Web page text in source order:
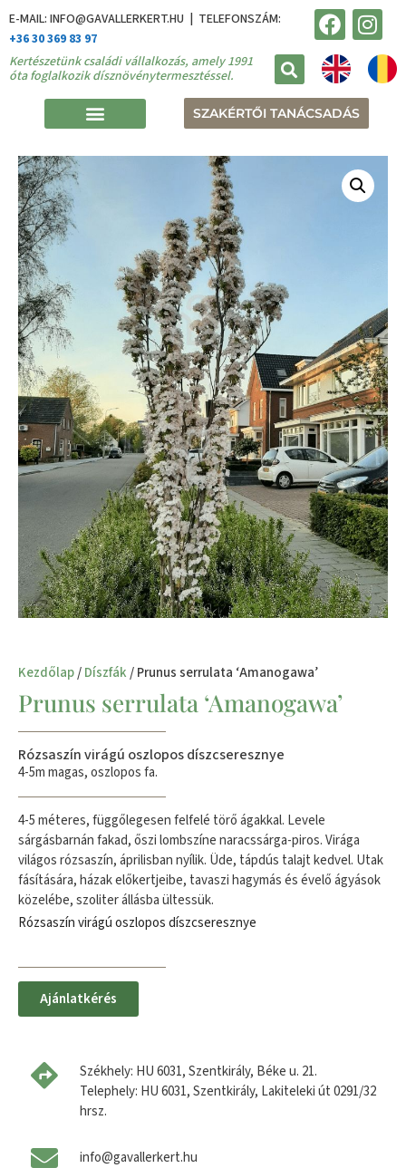
E-MAIL: INFO@GAVALLERKERT.HU | TELEFONSZÁM:
+36 30 369 83 97
Kertészetünk családi vállalkozás, amely 1991
óta foglalkozik dísznövénytermesztéssel.
SZAKÉRTŐI TANÁCSADÁS
Kezdőlap/Díszfák/ Prunus serrulata ‘Amanogawa’
Prunus serrulata ‘Amanogawa’
Rózsaszín virágú oszlopos díszcseresznye
4-5m magas, oszlopos fa.
4-5 méteres, függőlegesen felfelé törő ágakkal. Levele
sárgásbarnán fakad, őszi lombszíne naracssárga-piros. Virága
világos rózsaszín, áprilisban nyílik. Üde, tápdús talajt kedvel. Utak
fásítására, házak előkertjeibe, tavaszi hagymás és évelő ágyások
közelébe, szoliter állásba ültessük.
Rózsaszín virágú oszlopos díszcseresznye
Ajánlatkérés
Székhely: HU 6031, Szentkirály, Béke u. 21.
Telephely: HU 6031, Szentkirály, Lakiteleki út 0291/32
hrsz.
info@gavallerkert.hu